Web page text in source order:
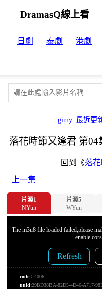
DramasQ線上看
日劇 泰劇 港劇
gimy 最近更
落花時節又逢君 第04
回到《落
上一集
片源1
NYun
片源5
WYun